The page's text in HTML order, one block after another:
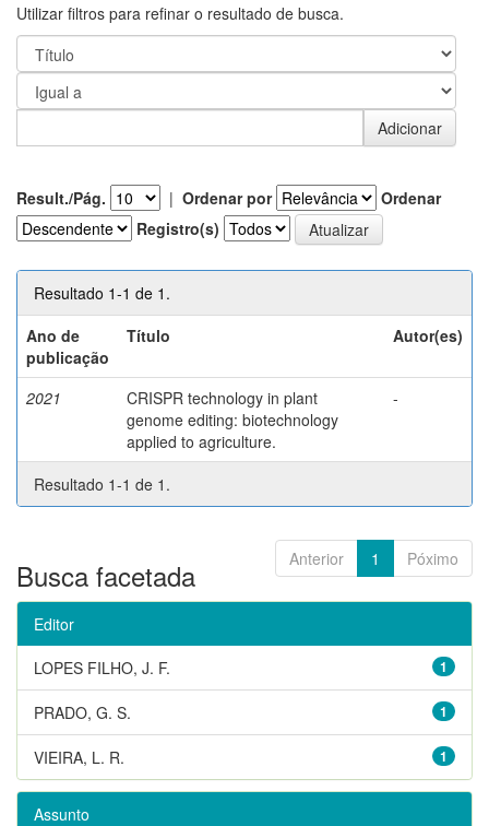
Utilizar filtros para refinar o resultado de busca.
Result./Pág. | Ordenar por
Ordenar
Registro(s)
Resultado 1-1 de 1.
Ano de
publicação
Título Autor(es)
2021
CRISPR technology in plant
genome editing: biotechnology
applied to agriculture.
-
Resultado 1-1 de 1.
Anterior 1 Póximo
Busca facetada
Editor
1
LOPES FILHO, J. F.
1
PRADO, G. S.
1
VIEIRA, L. R.
Assunto